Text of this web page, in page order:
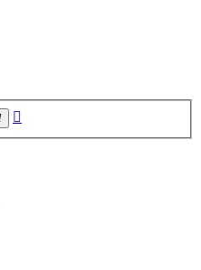
Поиск